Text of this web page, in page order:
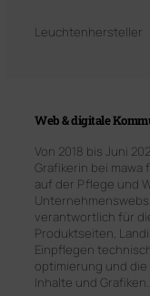
Leuchtenhersteller
Web & digitale
Von 2018 bis Juni
Grafikerin bei
auf der Pflege und
verantwortlich für
Produktseiten,
Einpflegen
optimierung und
Inhalte und Grafiken.